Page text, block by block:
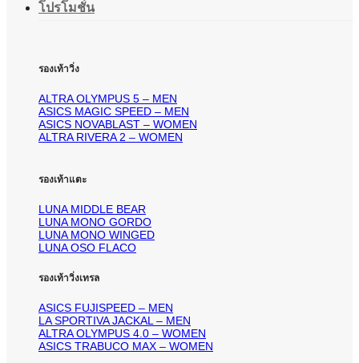
โปรโมชั่น
รองเท้าวิ่ง
ALTRA OLYMPUS 5 – MEN
ASICS MAGIC SPEED – MEN
ASICS NOVABLAST – WOMEN
ALTRA RIVERA 2 – WOMEN
รองเท้าแตะ
LUNA MIDDLE BEAR
LUNA MONO GORDO
LUNA MONO WINGED
LUNA OSO FLACO
รองเท้าวิ่งเทรล
ASICS FUJISPEED – MEN
LA SPORTIVA JACKAL – MEN
ALTRA OLYMPUS 4.0 – WOMEN
ASICS TRABUCO MAX – WOMEN